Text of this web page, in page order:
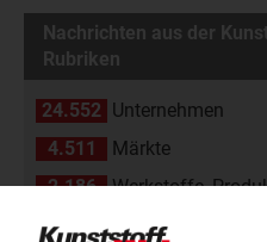
Nachrichten aus der
Rubriken
24.552 Unternehmen
4.511
Märkte
2.186
Werkstoffe,
108
Management